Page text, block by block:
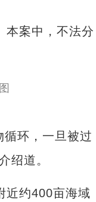
案中，不法分
环，一旦被过
绍道。
约400亩海域